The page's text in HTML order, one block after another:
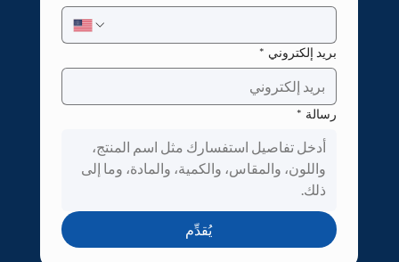
بريد إلكتروني *
رسالة *
يُقدِّم